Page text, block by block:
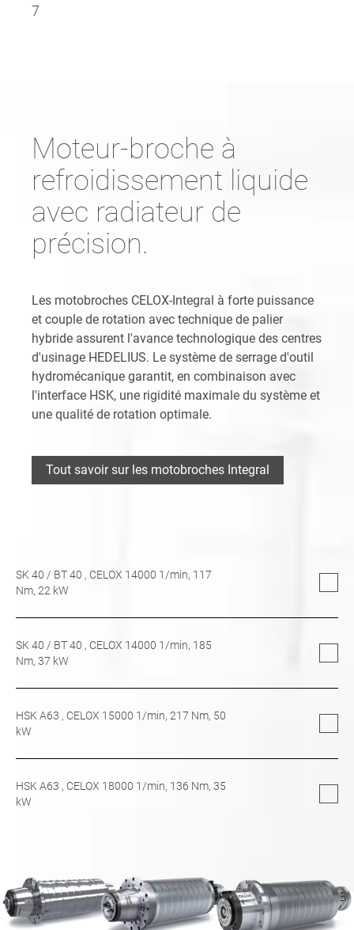
7
Moteur-broche à
refroidissement liquide
avec radiateur de
précision.
Les motobroches CELOX-Integral à forte puissance
et couple de rotation avec technique de palier
hybride assurent l'avance technologique des centres
d'usinage HEDELIUS. Le système de serrage d'outil
hydromécanique garantit, en combinaison avec
l'interface HSK, une rigidité maximale du système et
une qualité de rotation optimale.
Tout savoir sur les motobroches Integral
SK 40 / BT 40 , CELOX 14000 1/min, 117
Nm, 22 kW
SK 40 / BT 40 , CELOX 14000 1/min, 185
Nm, 37 kW
HSK A63 , CELOX 15000 1/min, 217 Nm, 50
kW
HSK A63 , CELOX 18000 1/min, 136 Nm, 35
kW